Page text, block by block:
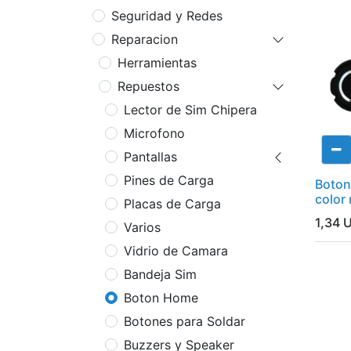
Seguridad y Redes
Reparacion
Herramientas
Repuestos
Lector de Sim Chipera
Microfono
Pantallas
Pines de Carga
Placas de Carga
Varios
Vidrio de Camara
Bandeja Sim
Boton Home
Botones para Soldar
Buzzers y Speaker
color
1,34